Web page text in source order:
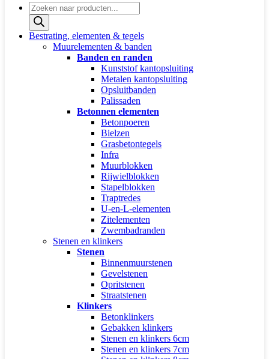
Producten
zoeken
Bestrating, elementen & tegels
Muurelementen & banden
Banden en randen
Kunststof kantopsluiting
Metalen kantopsluiting
Opsluitbanden
Palissaden
Betonnen elementen
Betonpoeren
Bielzen
Grasbetontegels
Infra
Muurblokken
Rijwielblokken
Stapelblokken
Traptredes
U-en-L-elementen
Zitelementen
Zwembadranden
Stenen en klinkers
Stenen
Binnenmuurstenen
Gevelstenen
Opritstenen
Straatstenen
Klinkers
Betonklinkers
Gebakken klinkers
Stenen en klinkers 6cm
Stenen en klinkers 7cm